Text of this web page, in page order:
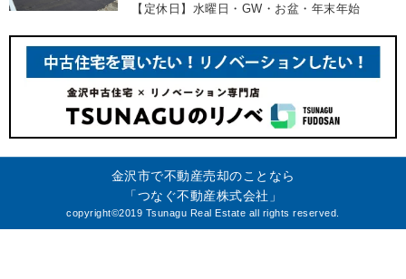
【定休日】水曜日・GW・お盆・年末年始
金沢市で不動産売却のことなら
「つなぐ不動産株式会社」
copyright©2019 Tsunagu Real Estate all rights reserved.